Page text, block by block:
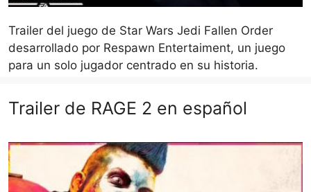
Trailer del juego de Star Wars Jedi Fallen Order
desarrollado por Respawn Entertaiment, un juego
para un solo jugador centrado en su historia.
Trailer de RAGE 2 en español